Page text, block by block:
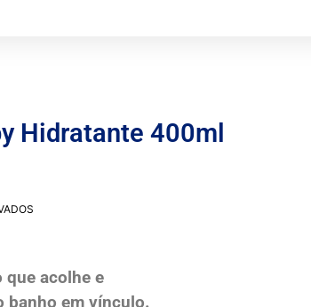
Hidratante 400ml
que acolhe e
banho em vínculo.